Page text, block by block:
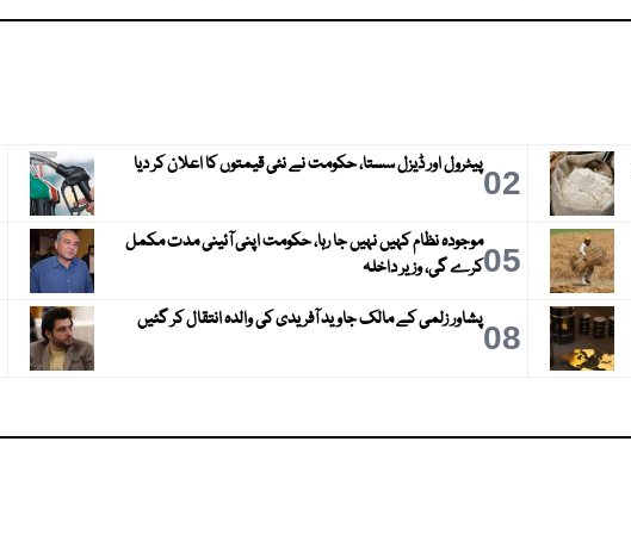
02پیٹرول اور ڈیزل سستا، حکومت نے نئی قیمتوں کا اعلان کر دیا
05موجودہ نظام کہیں نہیں جا رہا، حکومت اپنی آئینی مدت مکمل
کرے گی، وزیر داخلہ
08پشاور زلمی کے مالک جاوید آفریدی کی والدہ انتقال کر گئیں